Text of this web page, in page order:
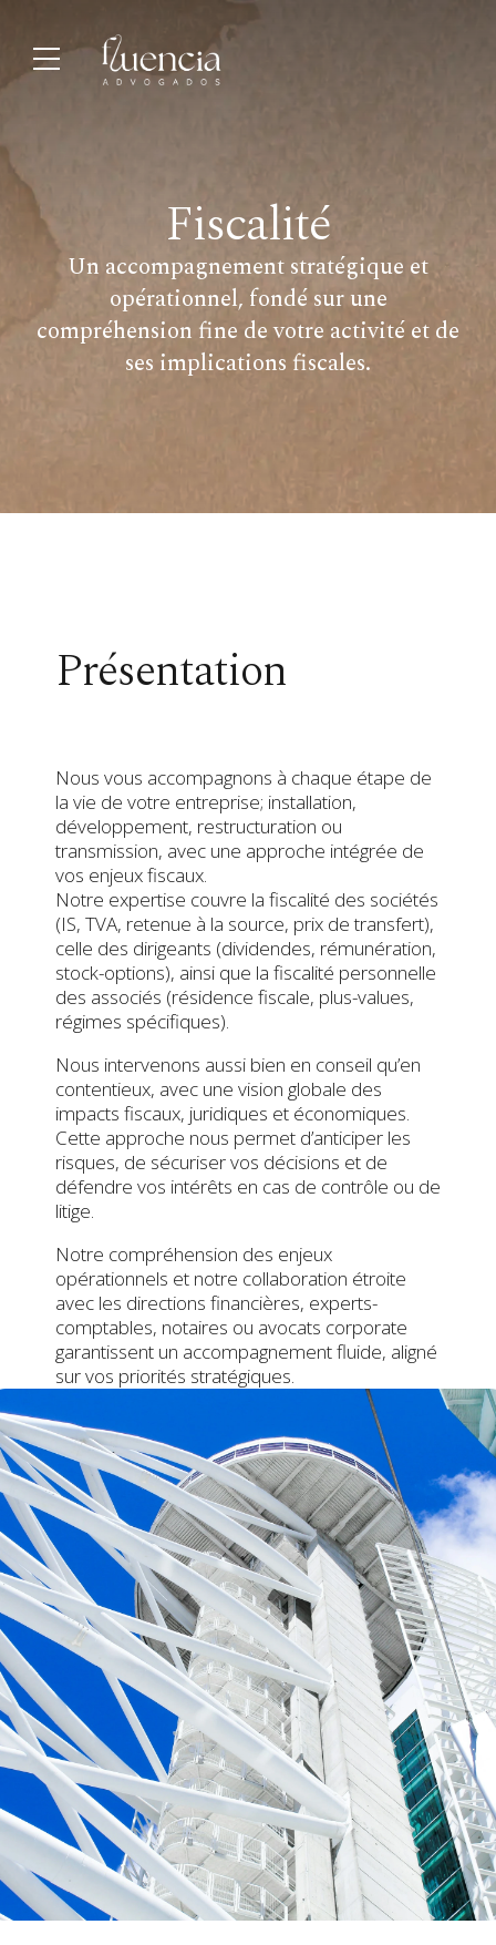
Fiscalité
Un accompagnement stratégique et
opérationnel, fondé sur une
compréhension fine de votre activité et de
ses implications fiscales.
Présentation
Nous vous accompagnons à chaque étape de
la vie de votre entreprise; installation,
développement, restructuration ou
transmission, avec une approche intégrée de
vos enjeux fiscaux.
Notre expertise couvre la fiscalité des sociétés
(IS, TVA, retenue à la source, prix de transfert),
celle des dirigeants (dividendes, rémunération,
stock-options), ainsi que la fiscalité personnelle
des associés (résidence fiscale, plus-values,
régimes spécifiques).
Nous intervenons aussi bien en conseil qu’en
contentieux, avec une vision globale des
impacts fiscaux, juridiques et économiques.
Cette approche nous permet d’anticiper les
risques, de sécuriser vos décisions et de
défendre vos intérêts en cas de contrôle ou de
litige.
Notre compréhension des enjeux
opérationnels et notre collaboration étroite
avec les directions financières, experts-
comptables, notaires ou avocats corporate
garantissent un accompagnement fluide, aligné
sur vos priorités stratégiques.